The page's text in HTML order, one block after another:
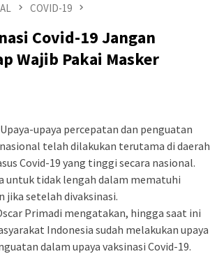
COVID-19
Covid-19 Jangan
Wajib Pakai Masker
upaya percepatan dan penguatan
telah dilakukan terutama di daerah
Covid-19 yang tinggi secara nasional.
untuk tidak lengah dalam mematuhi
setelah divaksinasi.
Primadi mengatakan, hingga saat ini
Indonesia sudah melakukan upaya
dalam upaya vaksinasi Covid-19.